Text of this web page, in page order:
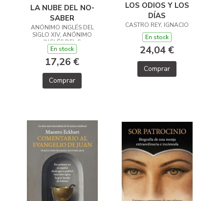
LA NUBE DEL NO-
SABER
ANÓNIMO INGLÉS DEL
SIGLO XIV, ANÓNIMO
INGLÉS DEL S
En stock
17,26 €
Comprar
LOS ODIOS Y LOS
DÍAS
CASTRO REY, IGNACIO
En stock
24,04 €
Comprar